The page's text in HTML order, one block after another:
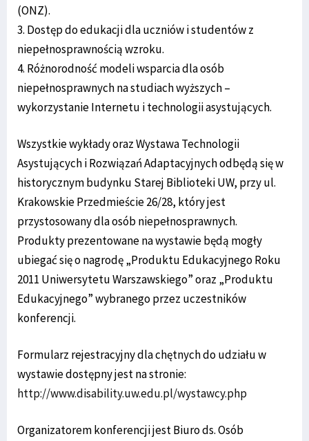
(ONZ).
3. Dostęp do edukacji dla uczniów i studentów z
niepełnosprawnością wzroku.
4. Różnorodność modeli wsparcia dla osób
niepełnosprawnych na studiach wyższych –
wykorzystanie Internetu i technologii asystujących.
Wszystkie wykłady oraz Wystawa Technologii
Asystujących i Rozwiązań Adaptacyjnych odbędą się w
historycznym budynku Starej Biblioteki UW, przy ul.
Krakowskie Przedmieście 26/28, który jest
przystosowany dla osób niepełnosprawnych.
Produkty prezentowane na wystawie będą mogły
ubiegać się o nagrodę „Produktu Edukacyjnego Roku
2011 Uniwersytetu Warszawskiego” oraz „Produktu
Edukacyjnego” wybranego przez uczestników
konferencji.
Formularz rejestracyjny dla chętnych do udziału w
wystawie dostępny jest na stronie:
http://www.disability.uw.edu.pl/wystawcy.php
Organizatorem konferencji jest Biuro ds. Osób